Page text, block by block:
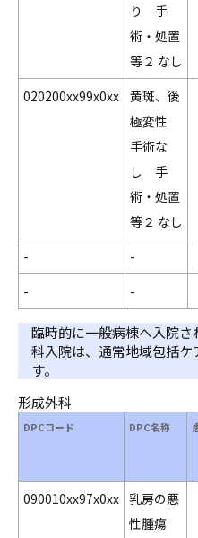
り 手
術・処置
等２ なし
020200xx99x0xx 黄斑、後
極変性
手術な
し 手
術・処置
等２ なし
- -
-
-
臨時的に一般病棟へ入院
科入院は、通常地域包括
す。
形成外科
DPCコード DPC名称
090010xx97x0xx 乳房の悪
性腫瘍